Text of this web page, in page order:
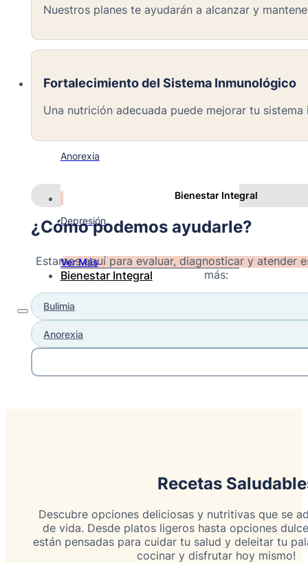
Trastorno Bipolar
Anorexia
Depresión
Ver Más
Bienestar Integral
Nuestros planes te ayudarán a alcanzar y
Fortalecimiento del Sistema Inmunológico
Una nutrición adecuada puede mejorar tu
Bienestar Integral
¿Cómo podemos ayudarle?
Estamos aquí para evaluar, diagnosticar y atender
más:
Bulimia
Anorexia
Recetas
Descubre opciones deliciosas y nutritivas que se
de vida. Desde platos ligeros hasta opciones
están pensadas para cuidar tu salud y deleitar tu
cocinar y disfrutar hoy mismo!